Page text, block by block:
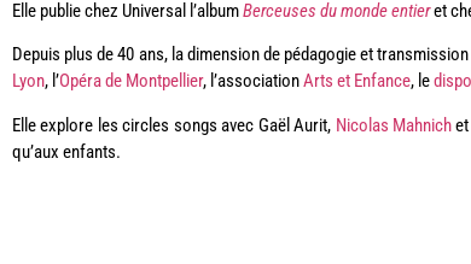
Elle publie chez Universal l’albumBerceuses du monde entieret
Depuis plus de 40 ans, la dimension de pédagogie et
Lyon, l’Opéra de Montpellier, l’associationArts et Enfance, le
Elle explore les circles songs avec Gaël Aurit, Nicolas Mahnichet
qu’aux enfants.